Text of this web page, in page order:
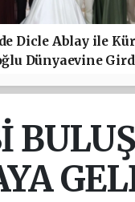
Dicle Ablay ile
Dünyaevine